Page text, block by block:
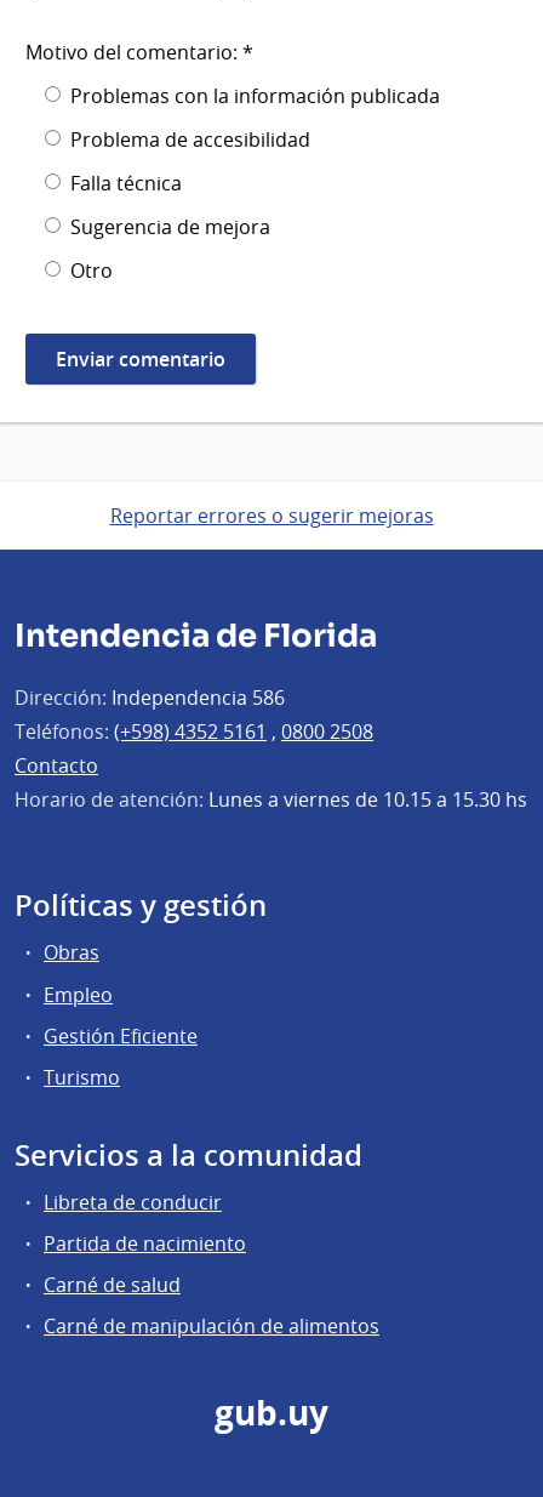
Motivo del comentario: *
Problemas con la información publicada
Problema de accesibilidad
Falla técnica
Sugerencia de mejora
Otro
Reportar errores o sugerir mejoras
Intendencia de Florida
Dirección: Independencia 586
Teléfonos: (+598) 4352 5161 , 0800 2508
Contacto
Horario de atención: Lunes a viernes de 10.15 a 15.30 hs
Políticas y gestión
Obras
Empleo
Gestión Eficiente
Turismo
Servicios a la comunidad
Libreta de conducir
Partida de nacimiento
Carné de salud
Carné de manipulación de alimentos
gub.uy